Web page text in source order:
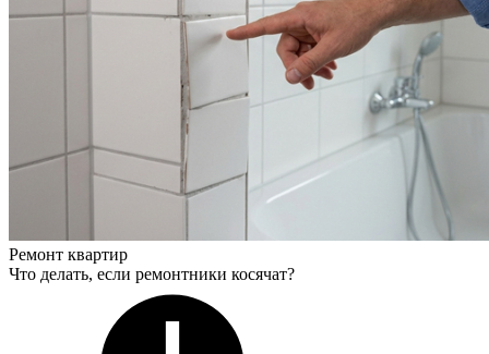
Ремонт квартир
Что делать, если ремонтники косячат?